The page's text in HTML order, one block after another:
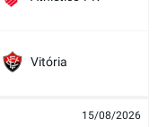
Vitória
15/08/2026